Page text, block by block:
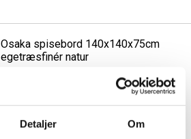
Detaljer Om
Osaka spisebord 140x140x75cm
egetræsfinér natur